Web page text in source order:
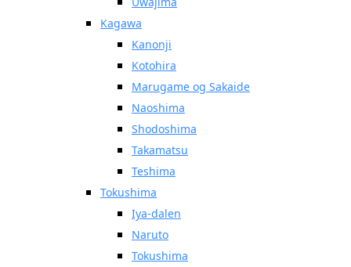
Kagawa
Kanonji
Kotohira
Marugame og Sakaide
Naoshima
Shodoshima
Takamatsu
Teshima
Tokushima
Iya-dalen
Naruto
Tokushima